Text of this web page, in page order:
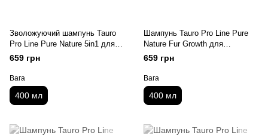
Зволожуючий шампунь Tauro
Pro Line Pure Nature 5in1 для
собак та котів 400 мл
659 грн
Вага
400 мл
Шампунь Tauro Pro Line Pure
Nature Fur Growth для
стимуляції росту шерсті собак
та котів 400 мл
659 грн
Вага
400 мл